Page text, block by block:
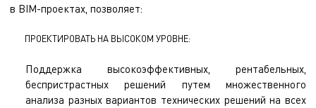
в BIM-проектах, позволяет:
ПРОЕКТИРОВАТЬ НА ВЫСОКОМ УРОВНЕ:
Поддержка высокоэффективных, рентабельных,
беспристрастных решений путем множественного
анализа разных вариантов технических решений на всех